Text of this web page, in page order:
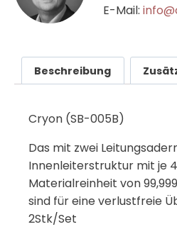
E-Mail:
Beschreibung
Cryon (SB-005B)
Das mit zwei
Innenleiterstruktur mit je
Materialreinheit von
sind für eine verlustfreie
2Stk/Set